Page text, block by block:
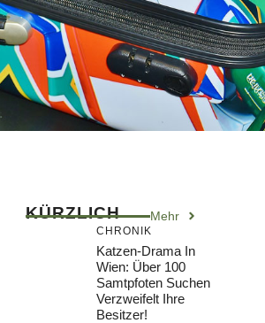
KÜRZLICH Mehr
CHRONIK
Katzen-Drama In
Wien: Über 100
Samtpfoten Suchen
Verzweifelt Ihre
Besitzer!